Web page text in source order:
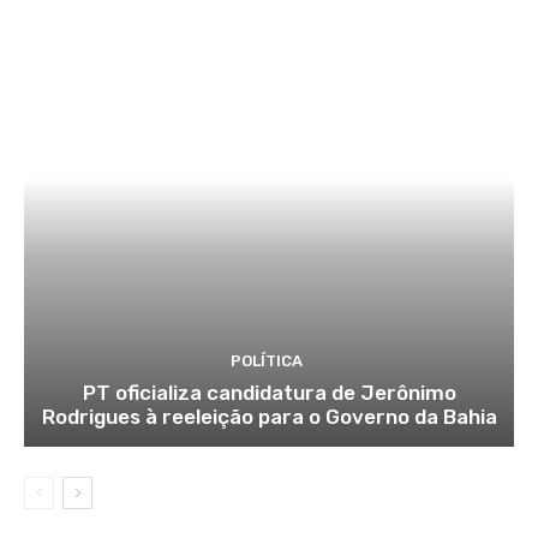
POLÍTICA
PT oficializa candidatura de Jerônimo
Rodrigues à reeleição para o Governo da Bahia